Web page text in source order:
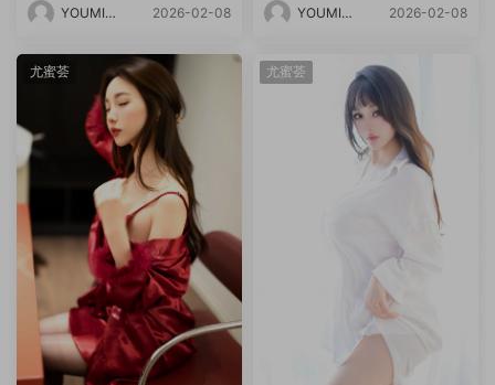
YOUMI尤
2026-02-08
YOUMI尤
2026-02-08
尤蜜荟 尤蜜荟